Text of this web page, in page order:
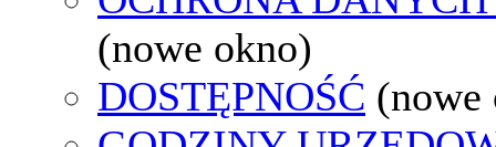
(nowe okno)
DOSTĘPNOŚĆ (nowe